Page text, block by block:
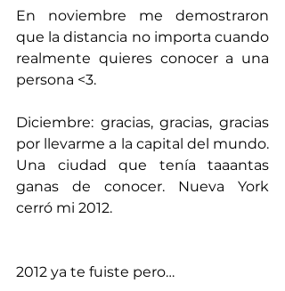
En noviembre me demostraron
que la distancia no importa cuando
realmente quieres conocer a una
persona <3.
Diciembre: gracias, gracias, gracias
por llevarme a la capital del mundo.
Una ciudad que tenía taaantas
ganas de conocer. Nueva York
cerró mi 2012.
2012 ya te fuiste pero…